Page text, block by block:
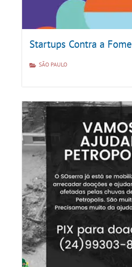
Startups Contra a Fome
SÃO PAULO